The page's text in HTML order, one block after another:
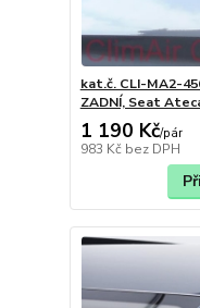
kat.č. CLI-MA2-
ZADNÍ, Seat
1 190 Kč/pár
983 Kč bez DPH